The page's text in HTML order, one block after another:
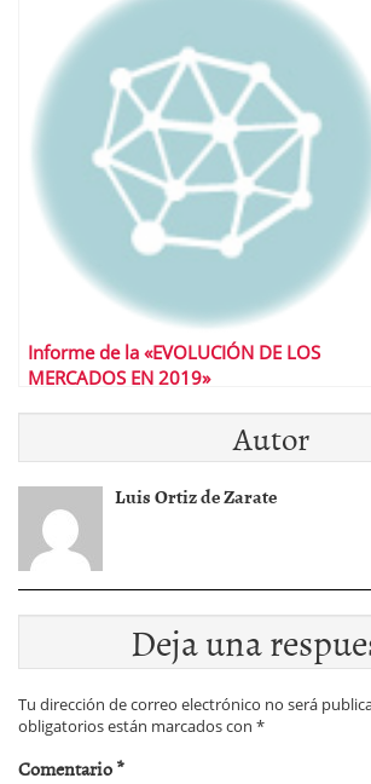
Informe de la «EVOLUCIÓN DE LOS
MERCADOS EN 2019»
Autor
Luis Ortiz de Zarate
Deja una
Tu dirección de correo electrónico no será
obligatorios están marcados con *
Comentario*